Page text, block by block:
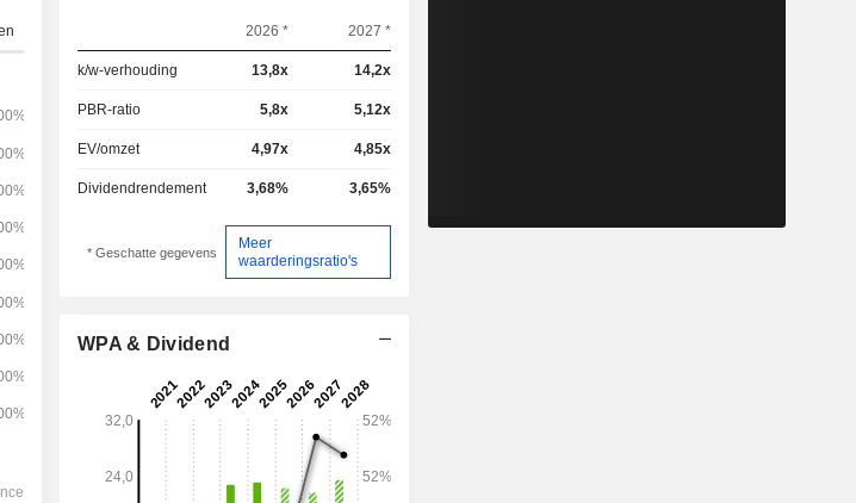
2026 * 2027 *
k/w-verhouding 13,8x 14,2x
PBR-ratio 5,8x 5,12x
EV/omzet 4,97x 4,85x
Dividendrendement 3,68% 3,65%
* Geschatte gegevens
Meer
waarderingsratio's
WPA & Dividend